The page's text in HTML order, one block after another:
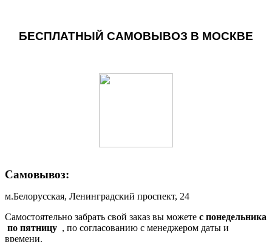
БЕСПЛАТНЫЙ САМОВЫВОЗ В МОСКВЕ
Самовывоз:
м.Белорусская, Ленинградский проспект, 24
Самостоятельно забрать свой заказ вы можете c понедельника
по пятницу , по согласованию с менеджером даты и
времени.